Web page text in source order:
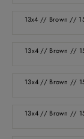
13x4 // Brown //
13x4 // Brown //
13x4 // Brown //
13x4 // Brown //